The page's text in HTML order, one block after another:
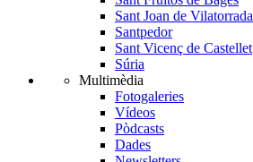
Sant Joan de Vilatorrada
Santpedor
Sant Vicenç de Castellet
Súria
Multimèdia
Fotogaleries
Vídeos
Pòdcasts
Dades